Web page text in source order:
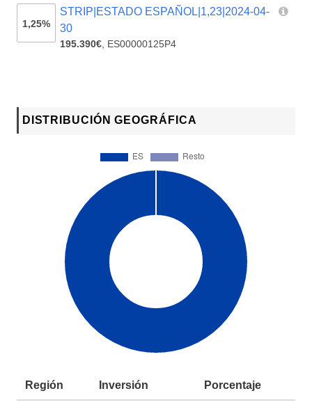
1,25%
STRIP|ESTADO ESPAÑOL|1,23|2024-04-
30
195.390€, ES00000125P4
DISTRIBUCIÓN GEOGRÁFICA
Región Inversión Porcentaje